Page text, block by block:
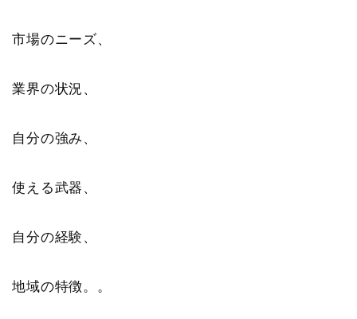
市場のニーズ、
業界の状況、
自分の強み、
使える武器、
自分の経験、
地域の特徴。。